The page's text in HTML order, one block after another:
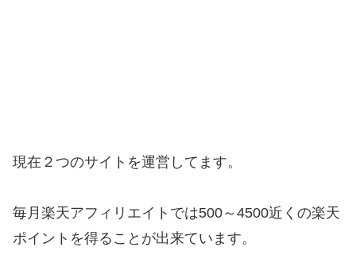
現在２つのサイトを運営してます。
毎月楽天アフィリエイトでは500～4500近くの楽天
ポイントを得ることが出来ています。